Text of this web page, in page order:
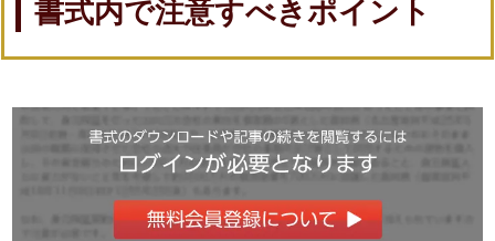
書式内で注意すべきポイント